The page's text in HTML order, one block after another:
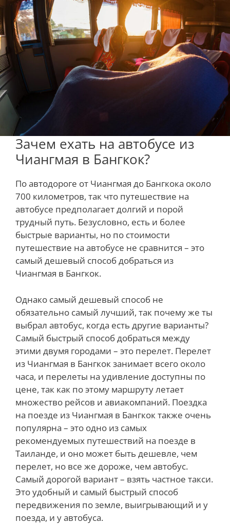
Зачем ехать на автобусе из
Чиангмая в Бангкок?
По автодороге от Чиангмая до Бангкока около
700 километров, так что путешествие на
автобусе предполагает долгий и порой
трудный путь. Безусловно, есть и более
быстрые варианты, но по стоимости
путешествие на автобусе не сравнится – это
самый дешевый способ добраться из
Чиангмая в Бангкок.
Однако самый дешевый способ не
обязательно самый лучший, так почему же ты
выбрал автобус, когда есть другие варианты?
Самый быстрый способ добраться между
этими двумя городами – это перелет. Перелет
из Чиангмая в Бангкок занимает всего около
часа, и перелеты на удивление доступны по
цене, так как по этому маршруту летает
множество рейсов и авиакомпаний. Поездка
на поезде из Чиангмая в Бангкок также очень
популярна – это одно из самых
рекомендуемых путешествий на поезде в
Таиланде, и оно может быть дешевле, чем
перелет, но все же дороже, чем автобус.
Самый дорогой вариант – взять частное такси.
Это удобный и самый быстрый способ
передвижения по земле, выигрывающий и у
поезда, и у автобуса.